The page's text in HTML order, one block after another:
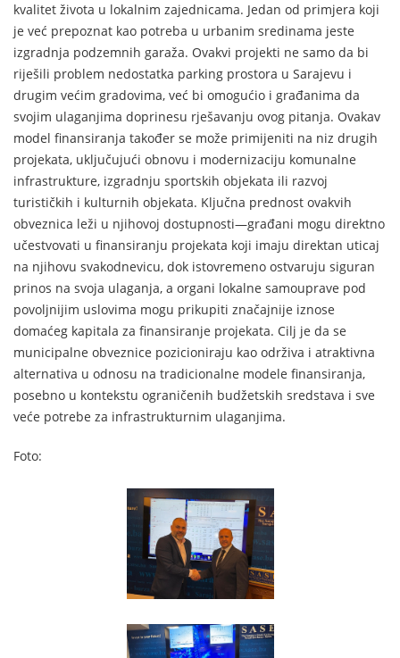
kvalitet života u lokalnim zajednicama. Jedan od primjera koji
je već prepoznat kao potreba u urbanim sredinama jeste
izgradnja podzemnih garaža. Ovakvi projekti ne samo da bi
riješili problem nedostatka parking prostora u Sarajevu i
drugim većim gradovima, već bi omogućio i građanima da
svojim ulaganjima doprinesu rješavanju ovog pitanja. Ovakav
model finansiranja također se može primijeniti na niz drugih
projekata, uključujući obnovu i modernizaciju komunalne
infrastrukture, izgradnju sportskih objekata ili razvoj
turističkih i kulturnih objekata. Ključna prednost ovakvih
obveznica leži u njihovoj dostupnosti—građani mogu direktno
učestvovati u finansiranju projekata koji imaju direktan uticaj
na njihovu svakodnevicu, dok istovremeno ostvaruju siguran
prinos na svoja ulaganja, a organi lokalne samouprave pod
povoljnijim uslovima mogu prikupiti značajnije iznose
domaćeg kapitala za finansiranje projekata. Cilj je da se
municipalne obveznice pozicioniraju kao održiva i atraktivna
alternativa u odnosu na tradicionalne modele finansiranja,
posebno u kontekstu ograničenih budžetskih sredstava i sve
veće potrebe za infrastrukturnim ulaganjima.
Foto: